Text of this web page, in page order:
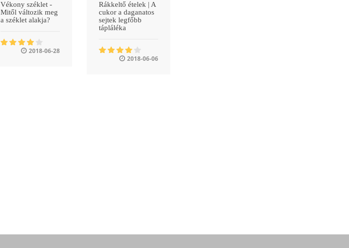
Vékony széklet -
Mitől változik meg
a széklet alakja?
2018-06-28
Rákkeltő ételek | A
cukor a daganatos
sejtek legfőbb
tápláléka
2018-06-06